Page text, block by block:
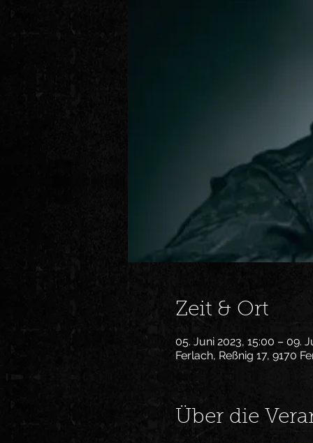
Zeit & Ort
05. Juni 2023, 15:00 – 09.
Ferlach, Reßnig 17, 9170
Über die